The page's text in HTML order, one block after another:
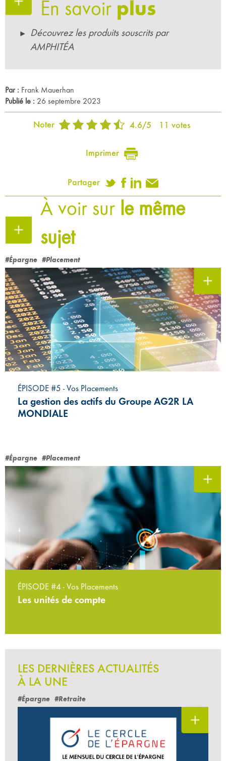
En savoir plus
Découvrez les produits souscrits par
AMPHITÉA
Par : Frank Mauerhan
Publié le : 26 septembre 2023
Noter 4.6/5 11 votes
Imprimer
Partager
À voir sur le même
sujet
#Épargne #Placement
ÉPISODE #5 - Vos Placements
La gestion des actifs du Groupe AG2R LA
MONDIALE
#Épargne #Placement
ÉPISODE #4 - Vos Placements
Les unités de compte
LES DERNIÈRES ACTUALITÉS
À LA UNE
#Épargne #Retraite